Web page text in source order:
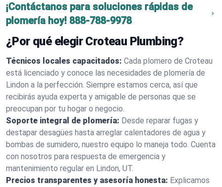
¡Contáctanos para soluciones rápidas de
plomería hoy! 888-788-9978
¿Por qué elegir Croteau Plumbing?
Técnicos locales capacitados: Cada plomero de Croteau
está licenciado y conoce las necesidades de plomería de
Lindon a la perfección. Siempre estamos cerca, así que
recibirás ayuda experta y amigable de personas que se
preocupan por tu hogar o negocio.
Soporte integral de plomería: Desde reparar fugas y
destapar desagües hasta arreglar calentadores de agua y
bombas de sumidero, nuestro equipo lo maneja todo. Cuenta
con nosotros para respuesta de emergencia y
mantenimiento regular en Lindon, UT.
Precios transparentes y asesoría honesta: Explicamos